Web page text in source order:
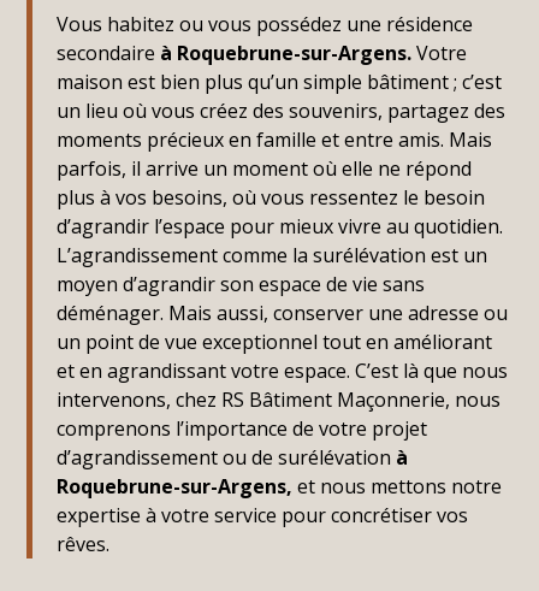
Vous habitez ou vous possédez une résidence
secondaire à Roquebrune-sur-Argens.Votre
maison est bien plus qu’un simple bâtiment ; c’est
un lieu où vous créez des souvenirs, partagez des
moments précieux en famille et entre amis. Mais
parfois, il arrive un moment où elle ne répond
plus à vos besoins, où vous ressentez le besoin
d’agrandir l’espace pour mieux vivre au quotidien.
L’agrandissement comme la surélévation est un
moyen d’agrandir son espace de vie sans
déménager. Mais aussi, conserver une adresse ou
un point de vue exceptionnel tout en améliorant
et en agrandissant votre espace. C’est là que nous
intervenons, chez RS Bâtiment Maçonnerie, nous
comprenons l’importance de votre projet
d’agrandissement ou de surélévation à
Roquebrune-sur-Argens, et nous mettons notre
expertise à votre service pour concrétiser vos
rêves.